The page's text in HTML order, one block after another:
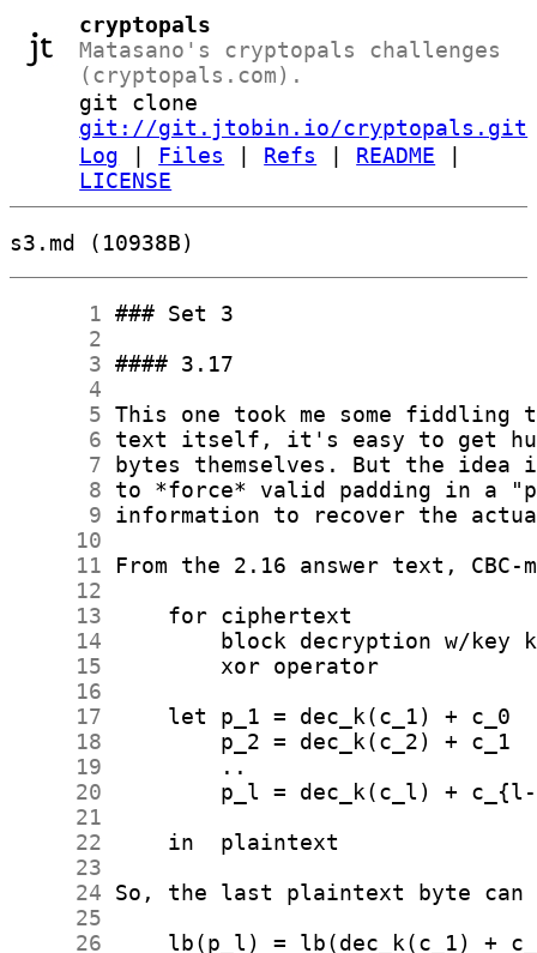
cryptopals
Matasano's cryptopals challenges
(cryptopals.com).
git clone
git://git.jtobin.io/cryptopals.git
Log
Files Refs README
LICENSE
s3.md (10938B)
      1
      2
      3
      4
      5
      6
      7
      8
      9
     10
     11
     12
     13
     14
     15
     16
     17
     18
     19
     20
     21
     22
     23
     24
     25
     26